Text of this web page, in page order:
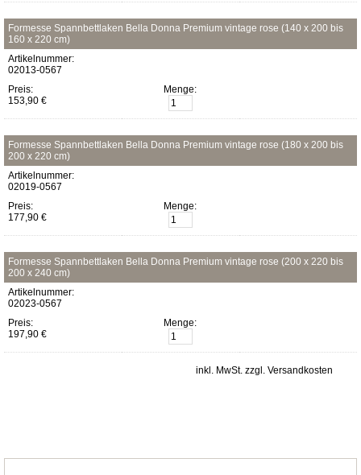
Formesse Spannbettlaken Bella Donna Premium vintage rose (140 x 200 bis
160 x 220 cm)
Artikelnummer:
02013-0567
Preis:
153,90 €
Menge:
Formesse Spannbettlaken Bella Donna Premium vintage rose (180 x 200 bis
200 x 220 cm)
Artikelnummer:
02019-0567
Preis:
177,90 €
Menge:
Formesse Spannbettlaken Bella Donna Premium vintage rose (200 x 220 bis
200 x 240 cm)
Artikelnummer:
02023-0567
Preis:
197,90 €
Menge:
inkl. MwSt. zzgl. Versandkosten